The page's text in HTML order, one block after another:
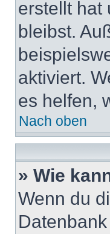
erstellt hat
bleibst.
aktiviert.
es helfen,
Nach oben
» Wie
Wenn du